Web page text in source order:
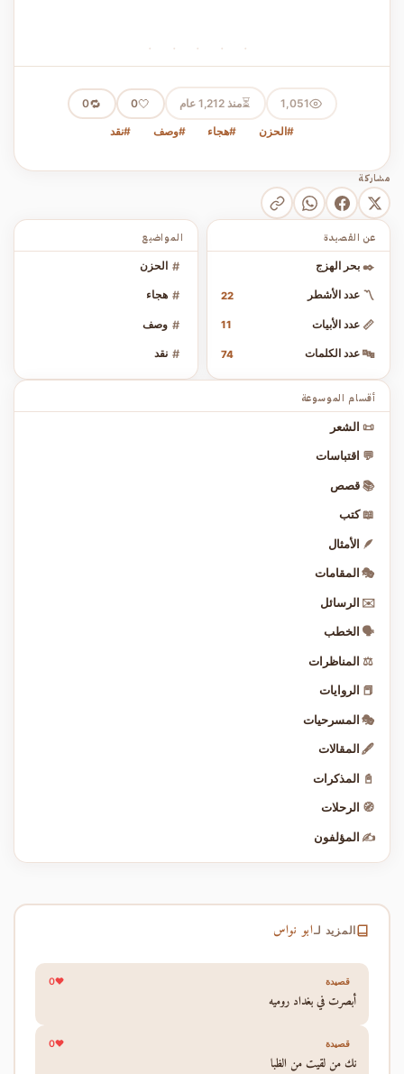
· · · · ·
1,051
⏳منذ 1,212 عام 🤍
0
🔁
0
#الحزن #هجاء #وصف #نقد
مشاركة
المواضيع
# الحزن
# هجاء
# وصف
# نقد
عن القصيدة
✒️ بحر الهزج
〽️ عدد الأشطر 22
📏 عدد الأبيات 11
🔤 عدد الكلمات 74
أقسام الموسوعة
📜 الشعر
💬 اقتباسات
📚 قصص
📖 كتب
🪶 الأمثال
🎭 المقامات
✉️ الرسائل
🗣️ الخطب
⚖️ المناظرات
📕 الروايات
🎭 المسرحيات
🖋️ المقالات
📓 المذكرات
🧭 الرحلات
✍️ المؤلفون
المزيد لـابو نواس
قصيدة 0
أبصرت في بغداد روميه
قصيدة 0
نك من لقيت من الظبا